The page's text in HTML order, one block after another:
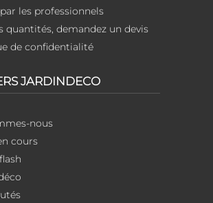
les professionnels
quantités, demandez un devis
de confidentialité
JARDINDECO
nous
cours